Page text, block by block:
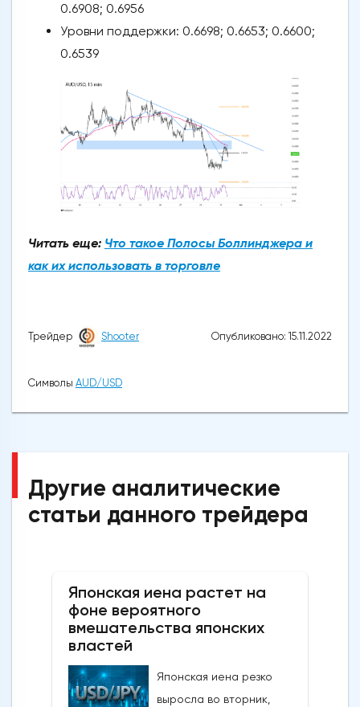
0.6908; 0.6956
Уровни поддержки: 0.6698; 0.6653; 0.6600;
0.6539
Читать еще: Что такое Полосы Боллинджера и
как их использовать в торговле
Трейдер Shooter Опубликовано: 15.11.2022
Символы AUD/USD
Другие аналитические
статьи данного трейдера
Японская иена растет на
фоне вероятного
вмешательства японских
властей
Японская иена резко
выросла во вторник,